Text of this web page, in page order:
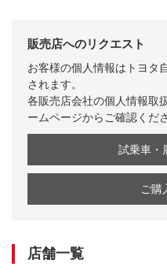
販売店へのリクエスト
お客様の個人情報はトヨタ
されます。
各販売店会社の個人情報取
ームページからご確認くだ
試乗車・
ご購
店舗一覧